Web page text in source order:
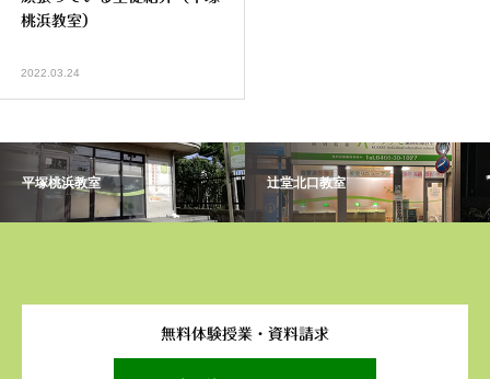
桃浜教室）
2022.03.24
平塚桃浜教室 辻堂北口教室
無料体験授業・資料請求